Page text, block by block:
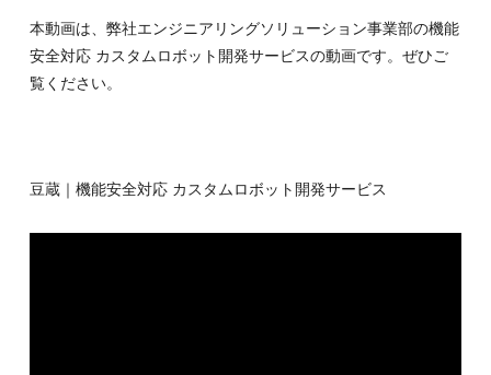
本動画は、弊社エンジニアリングソリューション事業部の機能
安全対応 カスタムロボット開発サービスの動画です。ぜひご
覧ください。
豆蔵｜機能安全対応 カスタムロボット開発サービス